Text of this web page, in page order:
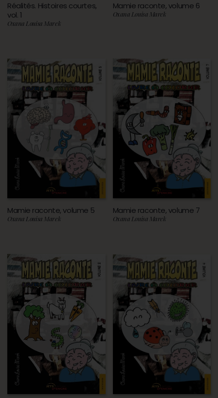
Réalités. Histoires courtes,
vol. 1
Oxana Louisa Marek
Mamie raconte, volume 6
Oxana Louisa Marek
Mamie raconte, volume 5
Oxana Louisa Marek
Mamie raconte, volume 7
Oxana Louisa Marek